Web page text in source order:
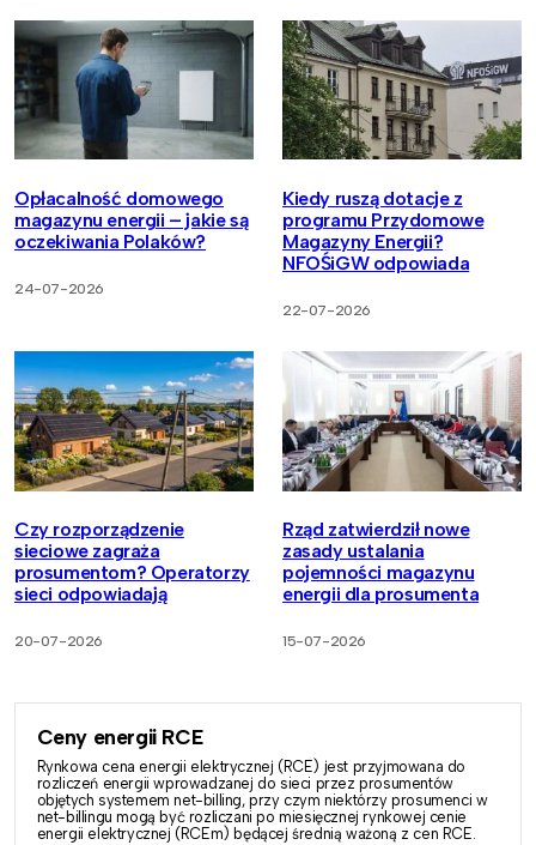
Opłacalność domowego
magazynu energii – jakie są
oczekiwania Polaków?
24-07-2026
Kiedy ruszą dotacje z
programu Przydomowe
Magazyny Energii?
NFOŚiGW odpowiada
22-07-2026
Czy rozporządzenie
sieciowe zagraża
prosumentom? Operatorzy
sieci odpowiadają
20-07-2026
Rząd zatwierdził nowe
zasady ustalania
pojemności magazynu
energii dla prosumenta
15-07-2026
Ceny energii RCE
Rynkowa cena energii elektrycznej (RCE) jest przyjmowana do
rozliczeń energii wprowadzanej do sieci przez prosumentów
objętych systemem net-billing, przy czym niektórzy prosumenci w
net-billingu mogą być rozliczani po miesięcznej rynkowej cenie
energii elektrycznej (RCEm) będącej średnią ważoną z cen RCE.